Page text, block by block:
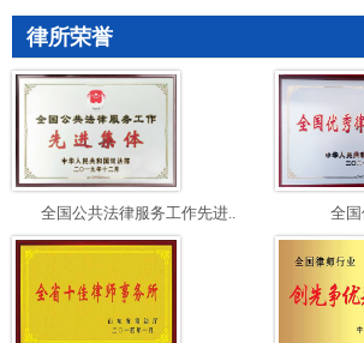
律所荣誉
全国公共法律服务工作先进.. 全